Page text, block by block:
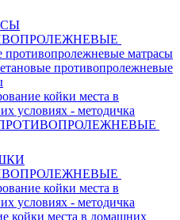
противопролежневые матрасы
противопролежневые
койки места в
условиях - методичка
койки места в
условиях - методичка
койки места в домашних